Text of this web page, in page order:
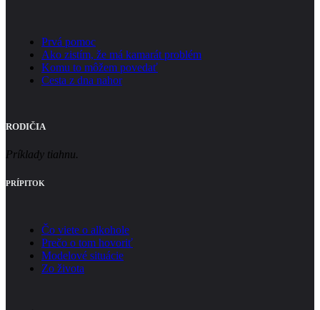
Prvá pomoc
Ako zistím, že má kamarát problém
Komu to môžem povedať
Cesta z dna nahor
RODIČIA
Príklady tiahnu.
PRÍPITOK
Čo viete o alkohole
Prečo o tom hovoriť
Modelové situácie
Zo života